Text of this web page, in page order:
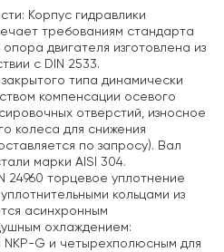
Корпус гидравлики
требованиям стандарта
опора двигателя изготовлена из
с DIN 2533.
типа динамически
компенсации осевого
отверстий, износное
колеса для снижения
по запросу). Вал
марки AISI 304.
24960 торцевое уплотнение
кольцами из
асинхронным
охлаждением:
G и четырехполюсным для